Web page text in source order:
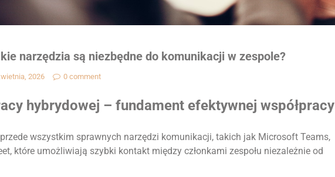
narzędzia są niezbędne do komunikacji w zespole?
2026 0 comment
hybrydowej – fundament efektywnej współpracy
wszystkim sprawnych narzędzi komunikacji, takich jak Microsoft Teams,
które umożliwiają szybki kontakt między członkami zespołu niezależnie od